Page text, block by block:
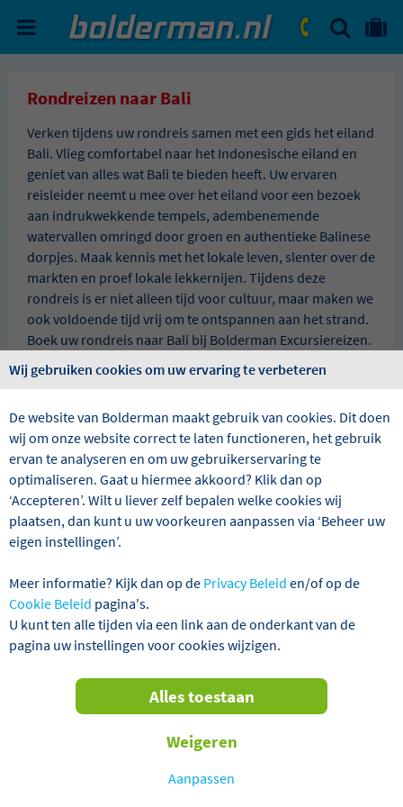
ma. - vr.: 09:00 - 17:30
ZOEKEN
Rondreizen naar Bali
Verken tijdens uw rondreis samen met een gids het eiland
Bali. Vlieg comfortabel naar het Indonesische eiland en
geniet van alles wat Bali te bieden heeft. Uw ervaren
reisleider neemt u mee over het eiland voor een bezoek
aan indrukwekkende tempels, adembenemende
watervallen omringd door groen en authentieke Balinese
dorpjes. Maak kennis met het lokale leven, slenter over de
markten en proef lokale lekkernijen. Tijdens deze
rondreis is er niet alleen tijd voor cultuur, maar maken we
ook voldoende tijd vrij om te ontspannen aan het strand.
Boek uw rondreis naar Bali bij Bolderman Excursiereizen.
Wij hebben 2 reizen gevonden
Bali Vliegreizen Alles wissen
AANBIEDING! VERTREKGARANTIES!
Wij gebruiken cookies om uw ervaring te verbeteren
De website van Bolderman maakt gebruik van cookies. Dit doen
wij om onze website correct te laten functioneren, het gebruik
ervan te analyseren en om uw gebruikerservaring te
optimaliseren. Gaat u hiermee akkoord? Klik dan op
‘Accepteren’. Wilt u liever zelf bepalen welke cookies wij
plaatsen, dan kunt u uw voorkeuren aanpassen via ‘Beheer uw
eigen instellingen’.
Meer informatie? Kijk dan op de Privacy Beleid en/of op de
Cookie Beleid pagina's.
U kunt ten alle tijden via een link aan de onderkant van de
pagina uw instellingen voor cookies wijzigen.
Aanpassen
Weigeren
Alles toestaan